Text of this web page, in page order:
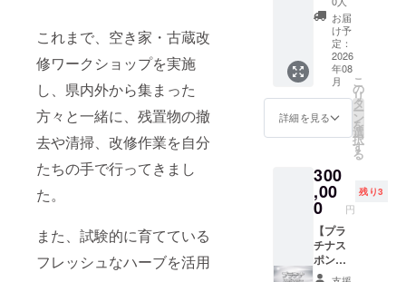
これまで、空き家・古蔵改
修ワークショップを実施
し、県内外から集まった
方々と一緒に、残置物の撤
去や清掃、改修作業を自分
たちの手で行ってきまし
た。
また、試験的に育てている
フレッシュなハーブを活用
ング終
了後、
詳細情
報を
メール
にてご
案内し
ます。
～8月上
旬頃の
開催
（予
定） ・
場所：
ババノ
バババ
町） ※
支援者
様の交
通費や
滞在費
は各自
でご負
担くだ
贅沢な
ハーブ
体験で
す。 世
界にひ
とつだ
けの一
杯を、
自分の
手で生
体験で
す。 ・
日程：
令和8年
8月8日
以降
10:00~
16:00
もに支
えてい
ただけ
ますと
幸いで
す。 ●
プレ
オープ
ンイベ
ントへ
待 古蔵
改装が
完了
後、プ
レオー
プンと
して内
装見学
様
分）】
一日
どっぷ
り、
ハーブ
に浸る
特別な
体験
（10名
間の体
験） 畑
で香り
にふ
れ、摘
み取
り、蒸
留やブ
お届
け予
定：
2026
年08
月
詳細を見る
こ
の
リ
タ
ー
ン
を
選
択
す
る
300
,00
0 円
残り3
【プラ
チナス
ポン
サー】